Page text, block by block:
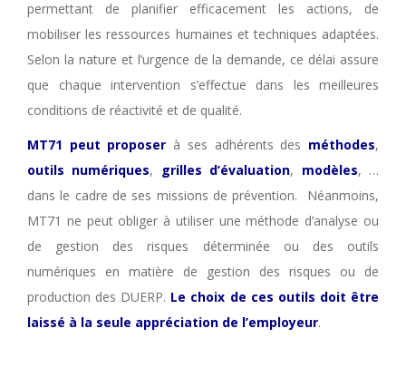
permettant de planifier efficacement les actions, de
mobiliser les ressources humaines et techniques adaptées.
Selon la nature et l’urgence de la demande, ce délai assure
que chaque intervention s’effectue dans les meilleures
conditions de réactivité et de qualité.
MT71 peut proposer à ses adhérents des méthodes,
outils numériques, grilles d’évaluation, modèles, …
dans le cadre de ses missions de prévention. Néanmoins,
MT71 ne peut obliger à utiliser une méthode d’analyse ou
de gestion des risques déterminée ou des outils
numériques en matière de gestion des risques ou de
production des DUERP. Le choix de ces outils doit être
laissé à la seule appréciation de l’employeur.